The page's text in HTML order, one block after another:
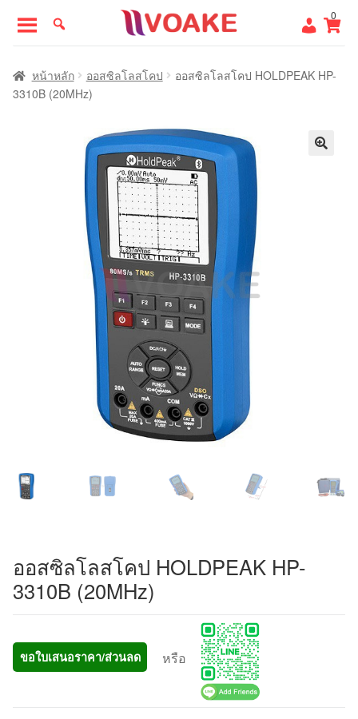
to
navigation
to
content
0
หน้าแรก
หน้าหลัก ออสซิลโลสโคป
ออสซิลโลสโคป HOLDPEAK HP-
3310B (20MHz)
ออสซิลโลสโคป HOLDPEAK HP-
3310B (20MHz)
ขอใบเสนอราคา/ส่วนลด หรือ